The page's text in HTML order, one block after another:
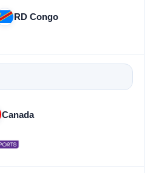
RD Congo
Canada